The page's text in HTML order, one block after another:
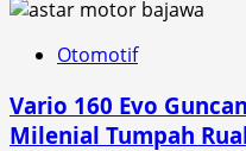
Otomotif
Vario 160 Evo
Milenial Tumpah